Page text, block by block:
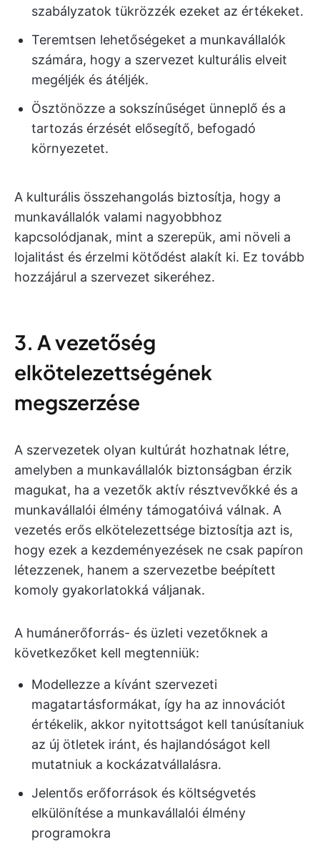
szabályzatok tükrözzék ezeket az értékeket.
Teremtsen lehetőségeket a munkavállalók
számára, hogy a szervezet kulturális elveit
megéljék és átéljék.
Ösztönözze a sokszínűséget ünneplő és a
tartozás érzését elősegítő, befogadó
környezetet.
A kulturális összehangolás biztosítja, hogy a
munkavállalók valami nagyobbhoz
kapcsolódjanak, mint a szerepük, ami növeli a
lojalitást és érzelmi kötődést alakít ki. Ez tovább
hozzájárul a szervezet sikeréhez.
3. A vezetőség
elkötelezettségének
megszerzése
A szervezetek olyan kultúrát hozhatnak létre,
amelyben a munkavállalók biztonságban érzik
magukat, ha a vezetők aktív résztvevőkké és a
munkavállalói élmény támogatóivá válnak. A
vezetés erős elkötelezettsége biztosítja azt is,
hogy ezek a kezdeményezések ne csak papíron
létezzenek, hanem a szervezetbe beépített
komoly gyakorlatokká váljanak.
A humánerőforrás- és üzleti vezetőknek a
következőket kell megtenniük:
Modellezze a kívánt szervezeti
magatartásformákat, így ha az innovációt
értékelik, akkor nyitottságot kell tanúsítaniuk
az új ötletek iránt, és hajlandóságot kell
mutatniuk a kockázatvállalásra.
Jelentős erőforrások és költségvetés
elkülönítése a munkavállalói élmény
programokra